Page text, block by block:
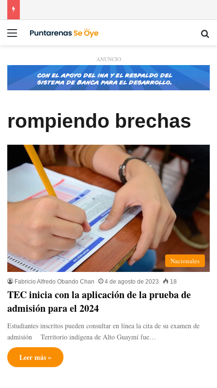
Menú
ANUNCIO
rompiendo brechas
Nacionales
Fabricio Alfredo Obando Chan 4 de agosto de 2023 18
TEC inicia con la aplicación de la prueba de
admisión para el 2024
Estudiantes inscritos pueden consultar en línea la cita de su examen de
admisión Territorio indígena de Alto Guaymí fue…
Leer más »